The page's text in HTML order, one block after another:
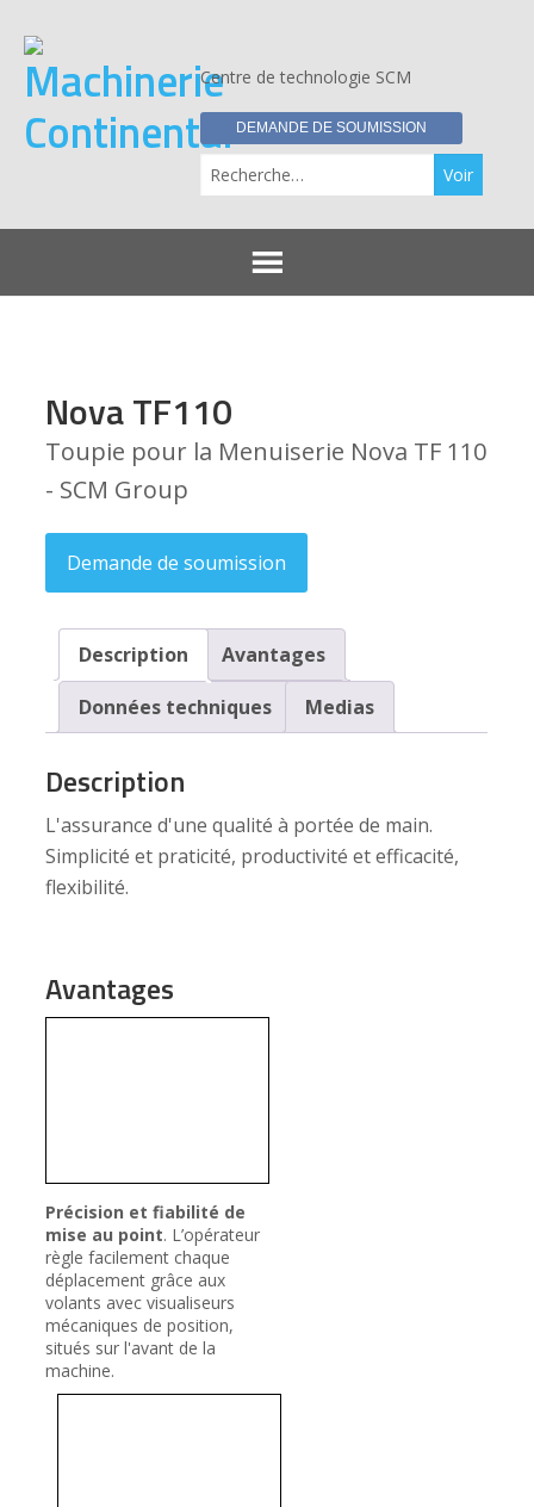
Centre de technologie SCM
DEMANDE DE SOUMISSION
Nova TF110
Toupie pour la Menuiserie Nova TF 110
- SCM Group
Demande de soumission
Description
Avantages
Données techniques
Medias
Description
L'assurance d'une qualité à portée de main.
Simplicité et praticité, productivité et efficacité,
flexibilité.
Avantages
Précision et fiabilité de
mise au point. L’opérateur
règle facilement chaque
déplacement grâce aux
volants avec visualiseurs
mécaniques de position,
situés sur l'avant de la
machine.